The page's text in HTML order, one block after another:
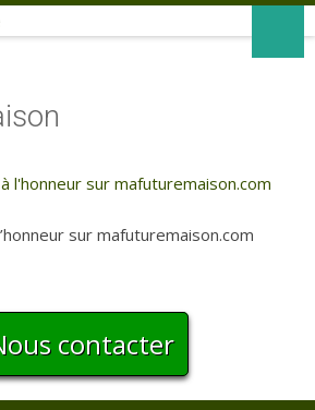
sur mafuturemaison.com
contacter